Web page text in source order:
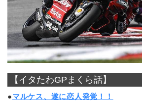
【イタたわGPまくら話】
●マルケス、遂に恋人発覚！！